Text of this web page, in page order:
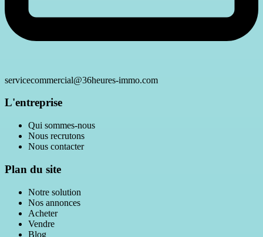
servicecommercial@36heures-immo.com
L'entreprise
Qui sommes-nous
Nous recrutons
Nous contacter
Plan du site
Notre solution
Nos annonces
Acheter
Vendre
Blog